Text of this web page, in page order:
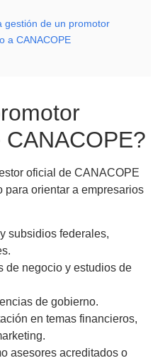
gestión de un promotor
a CANACOPE
oficial de CANACOPE
para orientar a empresarios
subsidios federales,
de negocio y estudios de
de gobierno.
en temas financieros,
asesores acreditados o